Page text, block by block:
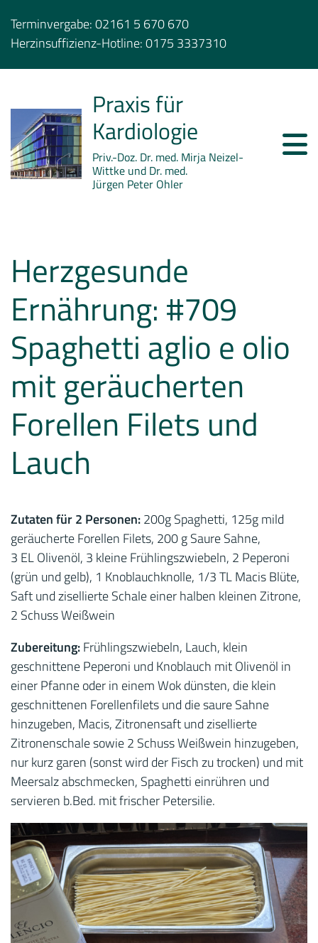
Terminvergabe:02161 5 670 670
Herzinsuffizienz-Hotline:0175 3337310
Praxis für
Kardiologie
Priv.-Doz. Dr. med. Mirja Neizel-
Wittke und Dr. med.
Jürgen Peter Ohler
Herzgesunde
Ernährung: #709
Spaghetti aglio e olio
mit geräucherten
Forellen Filets und
Lauch
Zutaten für 2 Personen:200g Spaghetti, 125g mild
geräucherte Forellen Filets, 200 g Saure Sahne,
3 EL Olivenöl, 3 kleine Frühlingszwiebeln, 2 Peperoni
(grün und gelb), 1 Knoblauchknolle, 1/3 TL Macis Blüte,
Saft und zisellierte Schale einer halben kleinen Zitrone,
2 Schuss Weißwein
Zubereitung:Frühlingszwiebeln, Lauch, klein
geschnittene Peperoni und Knoblauch mit Olivenöl in
einer Pfanne oder in einem Wok dünsten, die klein
geschnittenen Forellenfilets und die saure Sahne
hinzugeben, Macis, Zitronensaft und zisellierte
Zitronenschale sowie 2 Schuss Weißwein hinzugeben,
nur kurz garen (sonst wird der Fisch zu trocken) und mit
Meersalz abschmecken, Spaghetti einrühren und
servieren b.Bed. mit frischer Petersilie.